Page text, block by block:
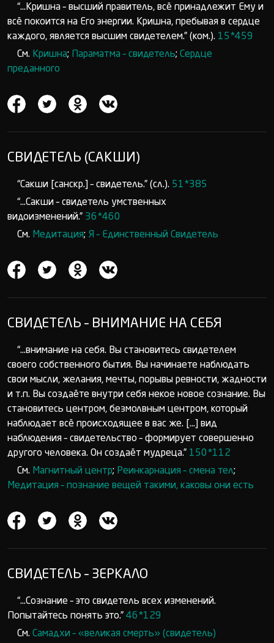
“...Кришна – высший правитель, всё принадлежит Ему и
всё покоится на Его энергии. Кришна, пребывая в сердце
каждого, является высшим свидетелем.” (ком.). 15*459
См. Кришна; Параматма – свидетель; Сердце
преданного
СВИДЕТЕЛЬ (САКШИ)
“Сакши [санскр.] – свидетель.” (сл.). 51*385
“...Сакши – свидетель умственных
видоизменений.” 36*460
См. Медитация; Я – Единственный Свидетель
СВИДЕТЕЛЬ – ВНИМАНИЕ НА СЕБЯ
“...внимание на себя. Вы становитесь свидетелем
своего собственного бытия. Вы начинаете наблюдать
свои мысли, желания, мечты, порывы ревности, жадности
и т.п. Вы создаёте внутри себя некое новое сознание. Вы
становитесь центром, безмолвным центром, который
наблюдает всё происходящее в вас же. [...] вид
наблюдения – свидетельство – формирует совершенно
другого человека. Он создаёт мудреца.” 150*112
См. Магнитный центр; Реинкарнация – смена тел;
Медитация – познание вещей такими, каковы они есть
СВИДЕТЕЛЬ – ЗЕРКАЛО
“...Сознание – это свидетель всех изменений.
Попытайтесь понять это.” 46*129
См. Самадхи – «великая смерть» (свидетель)